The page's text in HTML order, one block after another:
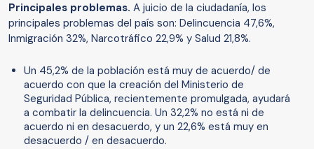
Principales problemas. A juicio de la ciudadanía, los
principales problemas del país son: Delincuencia 47,6%,
Inmigración 32%, Narcotráfico 22,9% y Salud 21,8%.
Un 45,2% de la población está muy de acuerdo/ de
acuerdo con que la creación del Ministerio de
Seguridad Pública, recientemente promulgada, ayudará
a combatir la delincuencia. Un 32,2% no está ni de
acuerdo ni en desacuerdo, y un 22,6% está muy en
desacuerdo / en desacuerdo.